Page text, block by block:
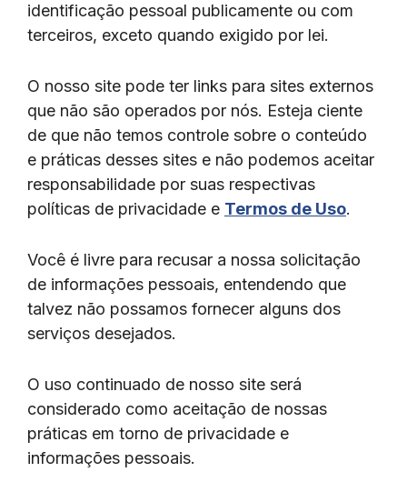
identificação pessoal publicamente ou com
terceiros, exceto quando exigido por lei.
O nosso site pode ter links para sites externos
que não são operados por nós. Esteja ciente
de que não temos controle sobre o conteúdo
e práticas desses sites e não podemos aceitar
responsabilidade por suas respectivas
políticas de privacidade e Termos de Uso.
Você é livre para recusar a nossa solicitação
de informações pessoais, entendendo que
talvez não possamos fornecer alguns dos
serviços desejados.
O uso continuado de nosso site será
considerado como aceitação de nossas
práticas em torno de privacidade e
informações pessoais.